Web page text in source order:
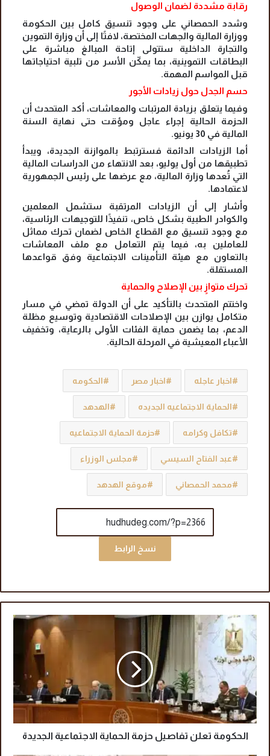
رقابة مشددة لضمان الوصول
وشدد الحمصاني على وجود تنسيق كامل بين الحكومة
ووزارة المالية والجهات المختصة، لافتًا إلى أن وزارة التموين
والتجارة الداخلية ستتولى إتاحة المبالغ مباشرة على
البطاقات التموينية، بما يمكّن الأسر من تلبية احتياجاتها
قبل المواسم المهمة.
حسم الجدل حول زيادات الأجور
وفيما يتعلق بزيادة المرتبات والمعاشات، أكد المتحدث أن
الحزمة الحالية إجراء عاجل ومؤقت حتى نهاية السنة
المالية في 30 يونيو.
أما الزيادات الدائمة فسترتبط بالموازنة الجديدة، ويبدأ
تطبيقها من أول يوليو، بعد الانتهاء من الدراسات المالية
التي تُعدها وزارة المالية، مع عرضها على رئيس الجمهورية
لاعتمادها.
وأشار إلى أن الزيادات المرتقبة ستشمل المعلمين
والكوادر الطبية بشكل خاص، تنفيذًا للتوجيهات الرئاسية،
مع وجود تنسيق مع القطاع الخاص لضمان تحرك مماثل
للعاملين به، فيما يتم التعامل مع ملف المعاشات
بالتعاون مع هيئة التأمينات الاجتماعية وفق قواعدها
المستقلة.
تحرك متوازٍ بين الإصلاح والحماية
واختتم المتحدث بالتأكيد على أن الدولة تمضي في مسار
متكامل يوازن بين الإصلاحات الاقتصادية وتوسيع مظلة
الدعم، بما يضمن حماية الفئات الأولى بالرعاية، وتخفيف
الأعباء المعيشية في المرحلة الحالية.
اخبار عاجله اخبار مصر الحكومه
الحماية الاجتماعيه الجديده الهدهد
تكافل وكرامه حزمة الحماية الاجتماعيه
عبد الفتاح السيسي مجلس الوزراء
محمد الحمصاني موقع الهدهد
نسخ الرابط
ا
ل
ك
و
ة
ت
ع
الحكومة تعلن تفاصيل حزمة الحماية الاجتماعية الجديدة